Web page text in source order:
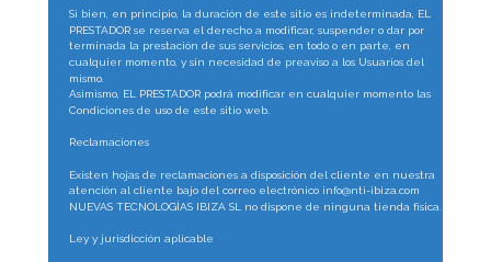
Si bien, en principio, la duración de este sitio es indeterminada, EL
PRESTADOR se reserva el derecho a modificar, suspender o dar por
terminada la prestación de sus servicios, en todo o en parte, en
cualquier momento, y sin necesidad de preaviso a los Usuarios del
mismo.
Asimismo, EL PRESTADOR podrá modificar en cualquier momento las
Condiciones de uso de este sitio web.
Reclamaciones
Existen hojas de reclamaciones a disposición del cliente en nuestra
atención al cliente bajo del correo electrónico info@nti-ibiza.com
NUEVAS TECNOLOGÌAS IBIZA SL no dispone de ninguna tienda física.
Ley y jurisdicción aplicable